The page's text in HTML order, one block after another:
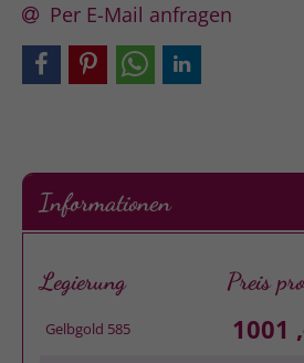
Per E-Mail anfragen
Informationen
Legierung Preis
Gelbgold 585 1001